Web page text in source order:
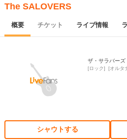
The SALOVERS
概要 チケット ライブ情報
ザ・サラバーズ
ロック
オルタ
シャウトする